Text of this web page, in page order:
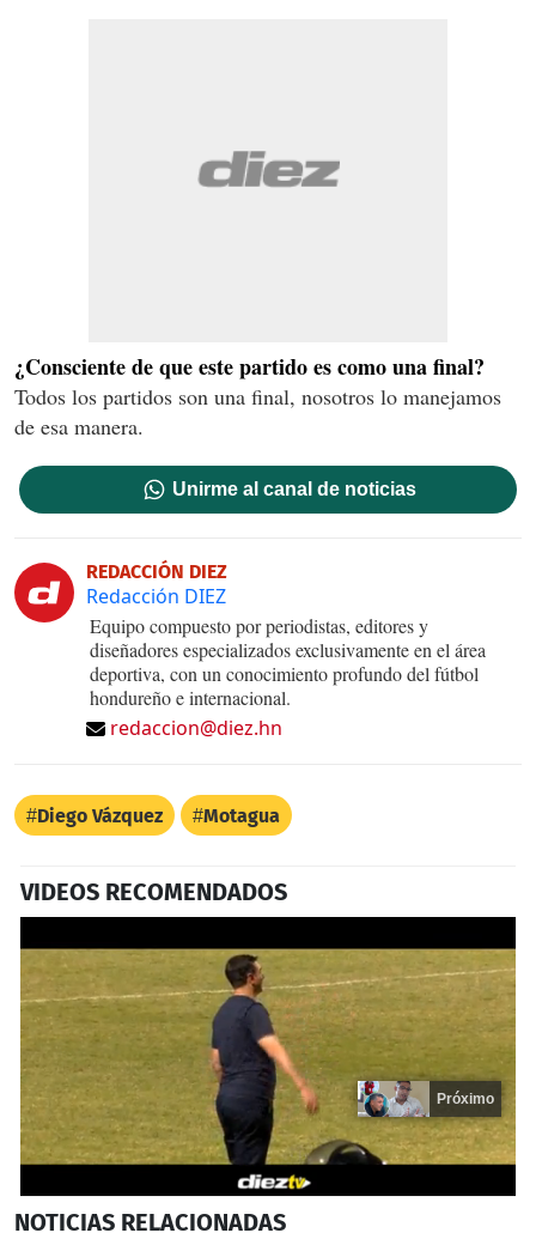
¿Consciente de que este partido es como una final?
Todos los partidos son una final, nosotros lo manejamos
de esa manera.
Unirme al canal de noticias
REDACCIÓN DIEZ
Redacción DIEZ
Equipo compuesto por periodistas, editores y
diseñadores especializados exclusivamente en el área
deportiva, con un conocimiento profundo del fútbol
hondureño e internacional.
redaccion@diez.hn
Diego Vázquez Motagua
VIDEOS RECOMENDADOS
seconds
Próximo
NOTICIAS RELACIONADAS